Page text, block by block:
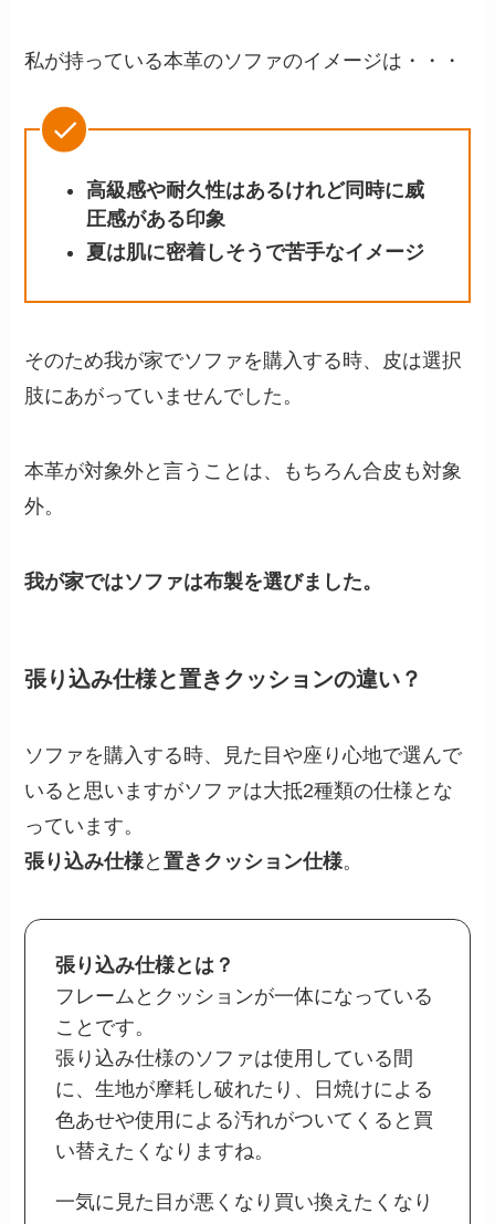
私が持っている本革のソファのイメージは・・・
高級感や耐久性はあるけれど同時に威
圧感がある印象
夏は肌に密着しそうで苦手なイメージ
そのため我が家でソファを購入する時、皮は選択
肢にあがっていませんでした。
本革が対象外と言うことは、もちろん合皮も対象
外。
我が家ではソファは布製を選びました。
張り込み仕様と置きクッションの違い？
ソファを購入する時、見た目や座り心地で選んで
いると思いますがソファは大抵2種類の仕様とな
っています。
張り込み仕様と置きクッション仕様。
張り込み仕様とは？
フレームとクッションが一体になっている
ことです。
張り込み仕様のソファは使用している間
に、生地が摩耗し破れたり、日焼けによる
色あせや使用による汚れがついてくると買
い替えたくなりますね。
一気に見た目が悪くなり買い換えたくなり